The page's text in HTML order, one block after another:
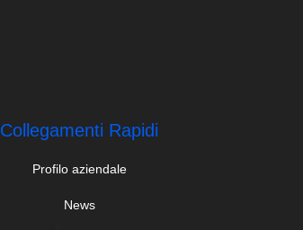
Collegamenti Rapidi
Profilo aziendale
News